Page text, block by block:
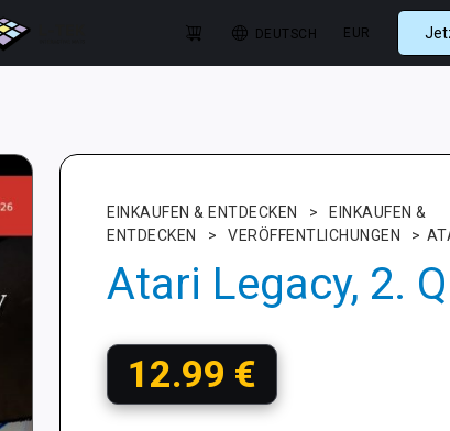
DEUTSCH EUR
EINKAUFEN & ENTDECKEN >
EINKAUFEN &
ENTDECKEN
> VERÖFFENTLICHUNGEN >
Atari Legacy, 2.
12.99 €